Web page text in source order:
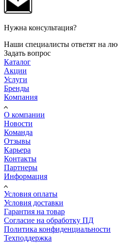
Нужна консультация?
Наши специалисты ответят на
Задать вопрос
Каталог
Акции
Услуги
Бренды
Компания
О компании
Новости
Команда
Отзывы
Карьера
Контакты
Партнеры
Информация
Условия оплаты
Условия доставки
Гарантия на товар
Согласие на обработку ПД
Политика конфиденциальности
Техподдержка